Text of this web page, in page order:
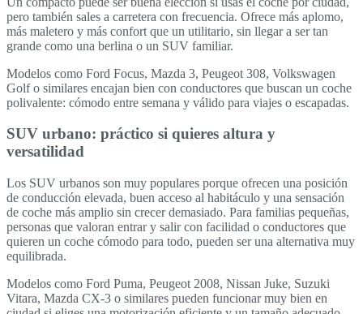
pero también sales a carretera con frecuencia. Ofrece más aplomo,
más maletero y más confort que un utilitario, sin llegar a ser tan
grande como una berlina o un SUV familiar.
Modelos como Ford Focus, Mazda 3, Peugeot 308, Volkswagen
Golf o similares encajan bien con conductores que buscan un coche
polivalente: cómodo entre semana y válido para viajes o escapadas.
SUV urbano: práctico si quieres altura y
versatilidad
Los SUV urbanos son muy populares porque ofrecen una posición
de conducción elevada, buen acceso al habitáculo y una sensación
de coche más amplio sin crecer demasiado. Para familias pequeñas,
personas que valoran entrar y salir con facilidad o conductores que
quieren un coche cómodo para todo, pueden ser una alternativa muy
equilibrada.
Modelos como Ford Puma, Peugeot 2008, Nissan Juke, Suzuki
Vitara, Mazda CX-3 o similares pueden funcionar muy bien en